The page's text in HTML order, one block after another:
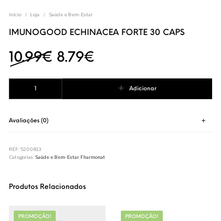
Início / Loja / Saúde e Bem-Estar
IMUNOGOOD ECHINACEA FORTE 30 CAPS
10.99€ O preço original era:
8.79€
Adicionar
Avaliações (0)
REF: 5200813
Categorias: Saúde e Bem-Estar, Fharmonat
Produtos Relacionados
PROMOÇÃO! PROMOÇÃO!